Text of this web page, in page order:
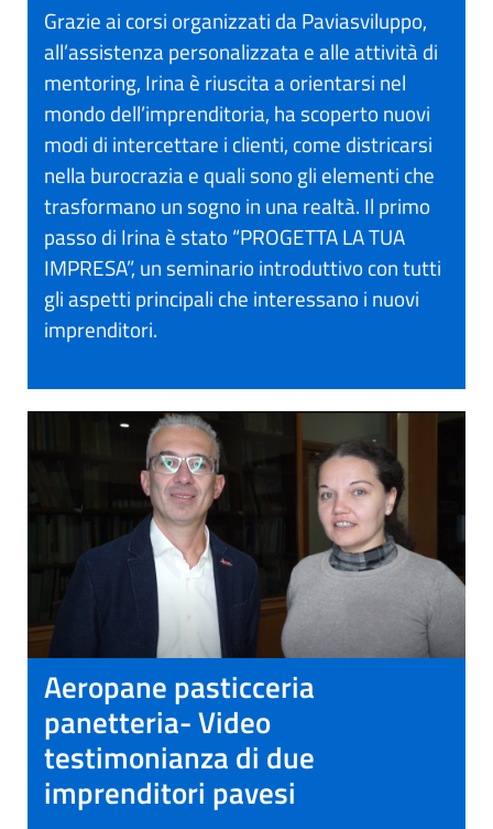
Grazie ai corsi organizzati da Paviasviluppo,
all’assistenza personalizzata e alle attività di
mentoring, Irina è riuscita a orientarsi nel
mondo dell’imprenditoria, ha scoperto nuovi
modi di intercettare i clienti, come districarsi
nella burocrazia e quali sono gli elementi che
trasformano un sogno in una realtà. Il primo
passo di Irina è stato “PROGETTA LA TUA
IMPRESA”, un seminario introduttivo con tutti
gli aspetti principali che interessano i nuovi
imprenditori.
Aeropane pasticceria
panetteria- Video
testimonianza di due
imprenditori pavesi